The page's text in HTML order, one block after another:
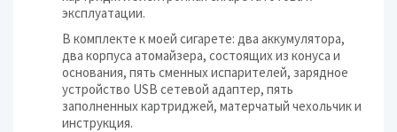
эксплуатации.
В комплекте к моей сигарете: два аккумулятора,
два корпуса атомайзера, состоящих из конуса и
основания, пять сменных испарителей, зарядное
устройство USB сетевой адаптер, пять
заполненных картриджей, матерчатый чехольчик и
инструкция.